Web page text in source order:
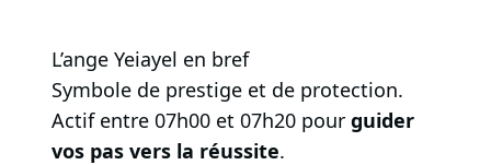
L’ange Yeiayel en bref
Symbole de prestige et de protection.
Actif entre 07h00 et 07h20 pour guider
vos pas vers la réussite.